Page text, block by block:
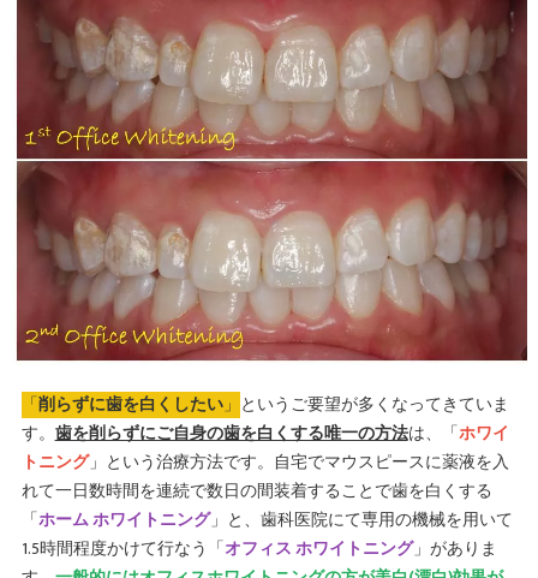
「削らずに歯を白くしたい」 というご要望が多くなってきていま
す。歯を削らずにご自身の歯を白くする唯一の方法は、「ホワイ
トニング」という治療方法です。自宅でマウスピースに薬液を入
れて一日数時間を連続で数日の間装着することで歯を白くする
「ホーム ホワイトニング」と、歯科医院にて専用の機械を用いて
1.5時間程度かけて行なう「オフィス ホワイトニング」がありま